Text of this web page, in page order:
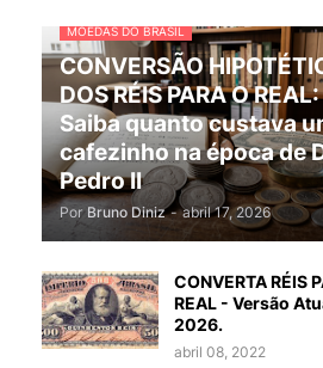
MOEDAS DO BRASIL
CONVERSÃO
DOS RÉIS PARA O REAL:
Saiba quanto custava
cafezinho na época de
Pedro II
Por Bruno Diniz - abril 17, 2026
CONVERTA RÉIS
REAL - Versão
2026.
abril 08, 2022